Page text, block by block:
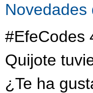
Novedades
#EfeCodes
Quijote
¿Te ha